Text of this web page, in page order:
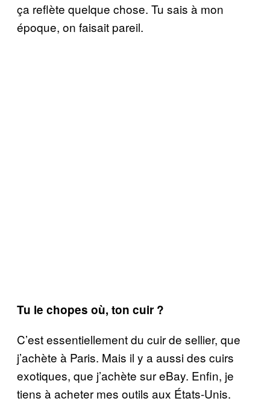
ça reflète quelque chose. Tu sais à mon
époque, on faisait pareil.
Tu le chopes où, ton cuir ?
C’est essentiellement du cuir de sellier, que
j’achète à Paris. Mais il y a aussi des cuirs
exotiques, que j’achète sur eBay. Enfin, je
tiens à acheter mes outils aux États-Unis.